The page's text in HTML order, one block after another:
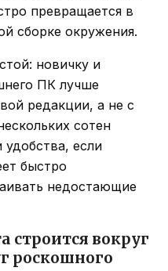
превращается в
сборке окружения.
новичку и
ПК лучше
редакции, а не с
сотен
удобства, если
быстро
недостающие
строится вокруг
роскошного